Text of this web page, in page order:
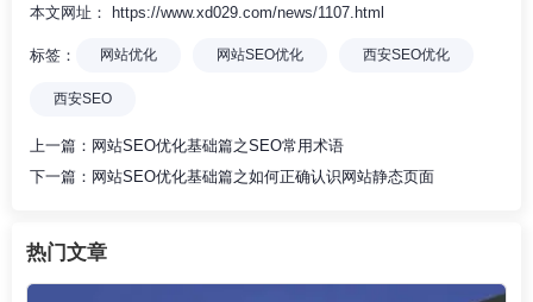
本文网址： https://www.xd029.com/news/1107.html
标签： 网站优化 网站SEO优化 西安SEO优化
西安SEO
上一篇： 网站SEO优化基础篇之SEO常用术语
下一篇： 网站SEO优化基础篇之如何正确认识网站静态页面
热门文章